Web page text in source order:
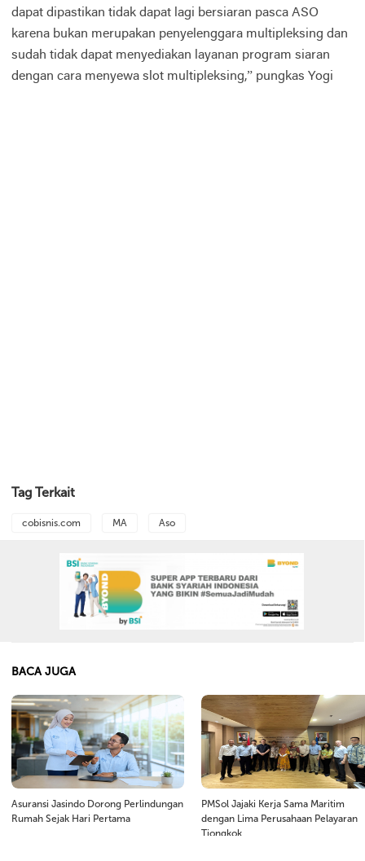
dapat dipastikan tidak dapat lagi bersiaran pasca ASO
karena bukan merupakan penyelenggara multipleksing dan
sudah tidak dapat menyediakan layanan program siaran
dengan cara menyewa slot multipleksing,” pungkas Yogi
Tag Terkait
cobisnis.com MA Aso
BACA JUGA
Asuransi Jasindo Dorong Perlindungan
Rumah Sejak Hari Pertama
PMSol Jajaki Kerja Sama Maritim
dengan Lima Perusahaan Pelayaran
Tiongkok